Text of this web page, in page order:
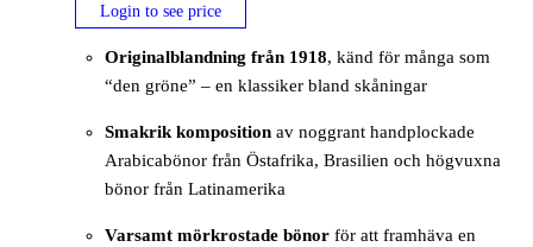
Login to see price
Originalblandning från 1918, känd för många som
“den gröne” – en klassiker bland skåningar
Smakrik komposition av noggrant handplockade
Arabicabönor från Östafrika, Brasilien och högvuxna
bönor från Latinamerika
Varsamt mörkrostade bönor för att framhäva en